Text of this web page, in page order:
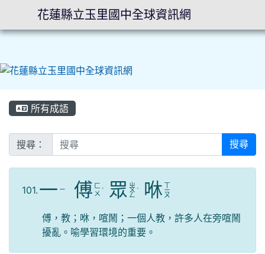
所有成語
搜尋： 搜尋
101. 一 ㄧ 傅 ㄈ
ㄨ ˋ 眾 ㄓ
ㄨ
ㄥ
ˋ 咻 ㄒ
ㄧ
ㄡ
傅，教；咻，喧鬧；一個人教，許多人在旁喧鬧
擾亂。喻學習環境的重要。
花蓮縣立玉里國中全球資訊網